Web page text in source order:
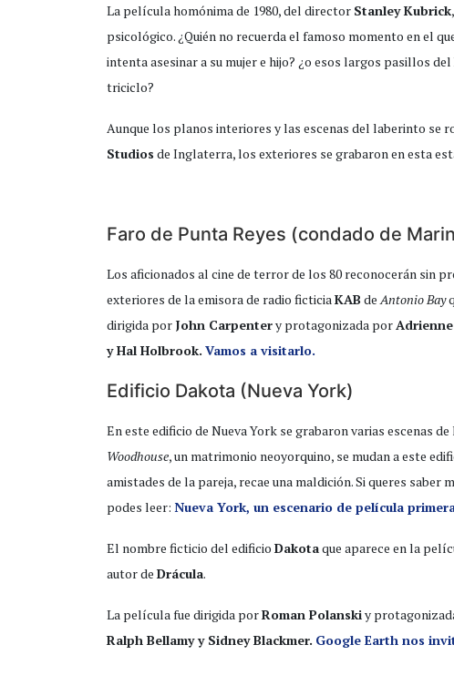
La película homónima de 1980, del director Stanley Kubrick
psicológico. ¿Quién no recuerda el famoso momento en el
intenta asesinar a su mujer e hijo? ¿o esos largos pasillos del
triciclo?
Aunque los planos interiores y las escenas del laberinto se
Studios de Inglaterra, los exteriores se grabaron en esta
Faro de Punta Reyes (condado de
Los aficionados al cine de terror de los 80 reconocerán sin
exteriores de la emisora de radio ficticia KABde Antonio Bay
dirigida por John Carpentery protagonizada por
y Hal Holbrook. Vamos a visitarlo.
Edificio Dakota (Nueva York)
En este edificio de Nueva York se grabaron varias escenas
Woodhouse, un matrimonio neoyorquino, se mudan a este
amistades de la pareja, recae una maldición. Si queres
podes leer: Nueva York, un escenario de película
El nombre ficticio del edificio Dakotaque aparece en la
autor de Drácula.
La película fue dirigida porRoman Polanskiy
Ralph Bellamy y Sidney Blackmer. Google Earth nos